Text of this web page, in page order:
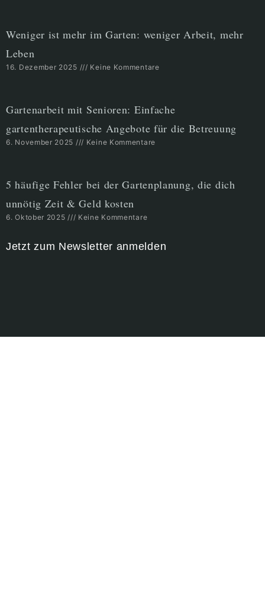
Weniger ist mehr im Garten: weniger Arbeit, mehr
Leben
16. Dezember 2025 Keine Kommentare
Gartenarbeit mit Senioren: Einfache
gartentherapeutische Angebote für die Betreuung
6. November 2025 Keine Kommentare
5 häufige Fehler bei der Gartenplanung, die dich
unnötig Zeit & Geld kosten
6. Oktober 2025 Keine Kommentare
Jetzt zum Newsletter anmelden